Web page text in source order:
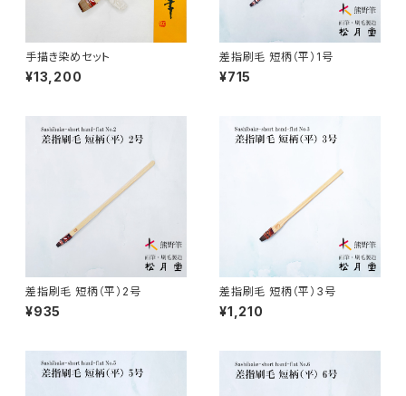
俳画筆 / HAIGA (haiku picture)
線描筆 / SENBYO (line,outline)
付立筆 / TSUKETATEFUDE
如水 / NYOSUI (line,color)
蒔絵筆 / MAKIE
日本画用唐刷毛
染色（友禅・紅型・ろうけつ他） - dyeing
暮らし・雑貨 - knickknack
料理 - cooking
手描き染めセット
¥13,200
差指刷毛 短柄（平）1号
¥715
差指刷毛 短柄（平）2号
¥935
差指刷毛 短柄（平）3号
¥1,210